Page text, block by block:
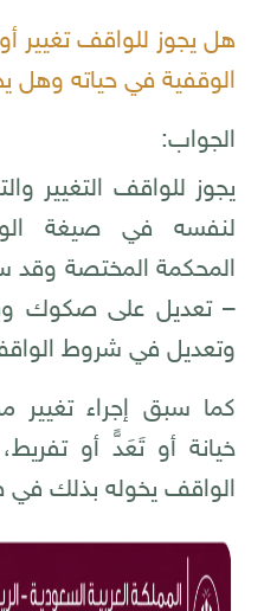
هل يجوز للواقف
الوقفية في حياته وهل
الجواب:
يجوز للواقف التغيير
لنفسه في صيغة
المحكمة المختصة وقد
– تعديل على صكوك
وتعديل في شروط
كما سبق إجراء
خيانة أو تَعَدٍّ أو
الواقف يخوله بذلك